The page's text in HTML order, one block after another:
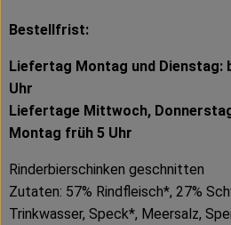
Bestellfrist:
Liefertag Montag und Dienstag:
Uhr
Liefertage Mittwoch,
Montag früh 5 Uhr
Rinderbierschinken geschnitten
Zutaten: 57% Rindfleisch*, 27%
Trinkwasser, Speck*, Meersalz,